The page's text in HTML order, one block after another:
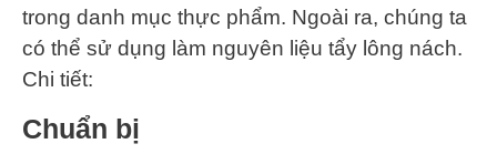
trong danh mục thực phẩm. Ngoài ra, chúng ta
có thể sử dụng làm nguyên liệu tẩy lông nách.
Chi tiết:
Chuẩn bị